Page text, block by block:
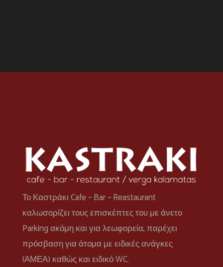
Το Καστράκι Cafe – Bar – Reastaurant
καλωσορίζει τους επισκέπτες του με άνετο
Parking ακόμη και για λεωφορεία, παρέχει
πρόσβαση για άτομα με ειδικές ανάγκες
(ΑΜΕΑ) καθώς και ειδικό WC.